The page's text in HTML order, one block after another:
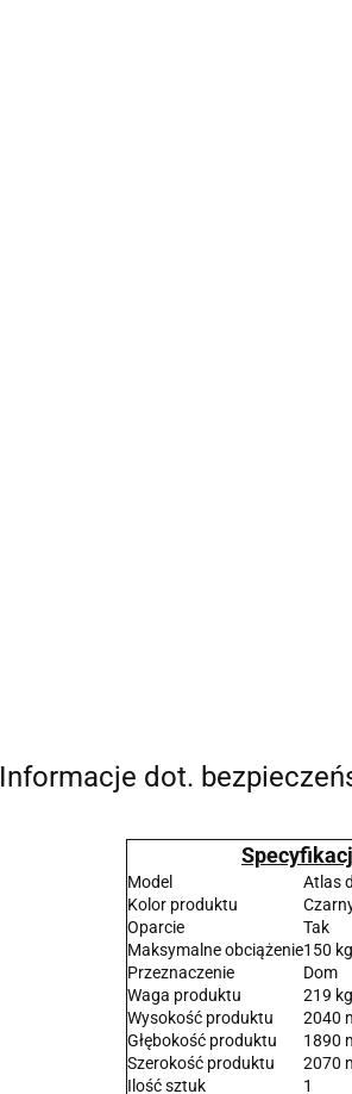
Informacje dot.
Model
Atlas
Kolor produktu
Oparcie
Tak
Maksymalne obciążenie150 kg
Przeznaczenie
Dom
Waga produktu
219 kg
Wysokość produktu
2040
Głębokość produktu
1890
Szerokość produktu
2070
Ilość sztuk
1